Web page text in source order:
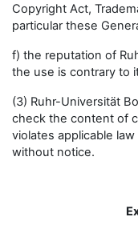
Copyright Act,
particular these
f) the reputation of
the use is contrary to
(3) Ruhr-Universität
check the content of
violates applicable
without notice.